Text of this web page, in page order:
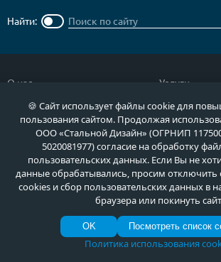
Найти:
О нас
Отзывы
Полезное
Новости
Контакты
Услуги
Как купить
Документы
Фото
Гарантии и
Двери со скидкой
Парадные
🍪 Сайт использует файлы cookie для
пользования сайтом. Продолжая
ООО «Стальной Дизайн» (ОГРНИП
5020081977) согласие на обработку
пользовательских данных. Если Вы не
данные обрабатывались, просим отключить
cookies и сбор пользовательских данных в
браузера или покинуть
OK Посмотреть список
Политика использования